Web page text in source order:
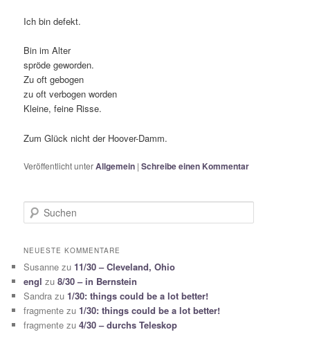
Ich bin defekt.
Bin im Alter
spröde geworden.
Zu oft gebogen
zu oft verbogen worden
Kleine, feine Risse.
Zum Glück nicht der Hoover-Damm.
Veröffentlicht unterAllgemein |Schreibe einen Kommentar
u
h
n
NEUESTE KOMMENTARE
Susanne zu 11/30 – Cleveland, Ohio
engl zu8/30 – in Bernstein
Sandra zu 1/30: things could be a lot better!
fragmente zu 1/30: things could be a lot better!
fragmente zu4/30 – durchs Teleskop